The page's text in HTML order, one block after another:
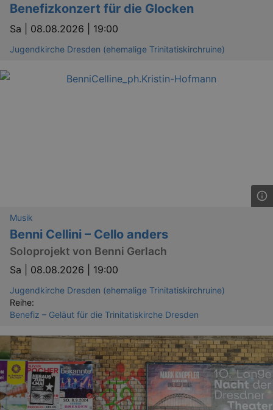
Benefizkonzert für die Glocken
Sa | 08.08.2026 | 19:00
Jugendkirche Dresden (ehemalige Trinitatiskirchruine)
Musik
Benni Cellini – Cello anders
Soloprojekt von Benni Gerlach
Sa | 08.08.2026 | 19:00
Jugendkirche Dresden (ehemalige Trinitatiskirchruine)
Reihe:
Benefiz – Geläut für die Trinitatiskirche Dresden
_gid
dresden.reservix.de